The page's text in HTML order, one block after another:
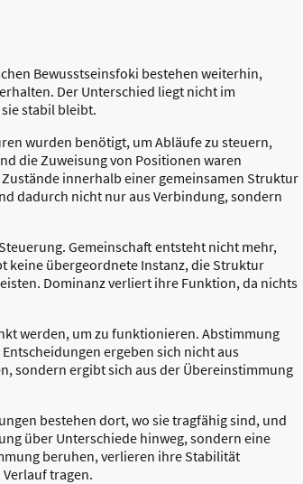
Bewusstseinsfoki bestehen weiterhin,
Der Unterschied liegt nicht im
stabil bleibt.
wurden benötigt, um Abläufe zu steuern,
die Zuweisung von Positionen waren
innerhalb einer gemeinsamen Struktur
dadurch nicht nur aus Verbindung, sondern
Gemeinschaft entsteht nicht mehr,
keine übergeordnete Instanz, die Struktur
Dominanz verliert ihre Funktion, da nichts
werden, um zu funktionieren. Abstimmung
ergeben sich nicht aus
sondern ergibt sich aus der Übereinstimmung
bestehen dort, wo sie tragfähig sind, und
über Unterschiede hinweg, sondern eine
beruhen, verlieren ihre Stabilität
tragen.